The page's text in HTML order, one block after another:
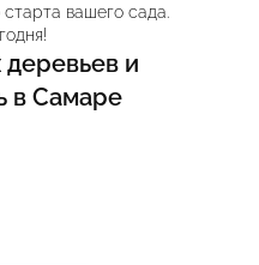
вашего сада.
и
в Самаре